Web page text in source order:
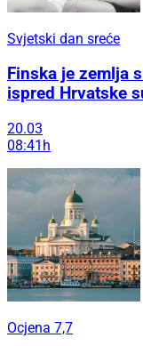
Svjetski dan sreće
Finska je zemlja
ispred Hrvatske
20.03
08:41h
Ocjena 7,7